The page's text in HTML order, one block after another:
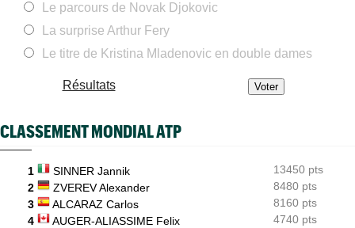
ATP - Montréal
Arthur Fils éteint Norrie et aura une revanche à prendre en
quarts
Paula Badosa a donné des nouvelles après un passage à
l’hôpital...
Tous les résultats du samedi 8 août 2026 et de la nuit
Joao Fonseca a taquiné Djokovic : "Il dit ça parce qu'il vieillit"
07:10
ATP - Montréal
Alexander Zverev s'est raté : "Le pire match de ma saison"
Le parcours de Novak Djokovic
La surprise Arthur Fery
Le titre de Kristina Mladenovic en double dames
Résultats
CLASSEMENT MONDIAL ATP
1 SINNER Jannik
13450 pts
2
ZVEREV Alexander
8480 pts
3
ALCARAZ Carlos
8160 pts
4
AUGER-ALIASSIME Felix
4740 pts